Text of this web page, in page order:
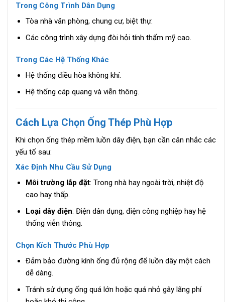
Trong Công Trình Dân Dụng
Tòa nhà văn phòng, chung cư, biệt thự.
Các công trình xây dựng đòi hỏi tính thẩm mỹ cao.
Trong Các Hệ Thống Khác
Hệ thống điều hòa không khí.
Hệ thống cáp quang và viễn thông.
Cách Lựa Chọn Ống Thép Phù Hợp
Khi chọn ống thép mềm luồn dây điện, bạn cần cân nhắc các
yếu tố sau:
Xác Định Nhu Cầu Sử Dụng
Môi trường lắp đặt: Trong nhà hay ngoài trời, nhiệt độ
cao hay thấp.
Loại dây điện: Điện dân dụng, điện công nghiệp hay hệ
thống viễn thông.
Chọn Kích Thước Phù Hợp
Đảm bảo đường kính ống đủ rộng để luồn dây một cách
dễ dàng.
Tránh sử dụng ống quá lớn hoặc quá nhỏ gây lãng phí